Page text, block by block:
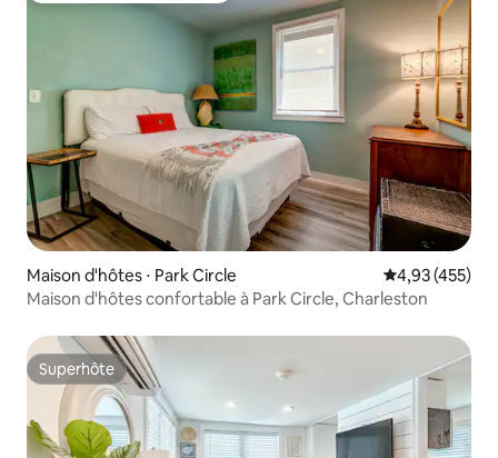
Maison d'hôtes ⋅ Park Circle Évaluation
4,93 (455)
Maison d'hôtes confortable à Park Circle, Charleston
Superhôte
Superhôte